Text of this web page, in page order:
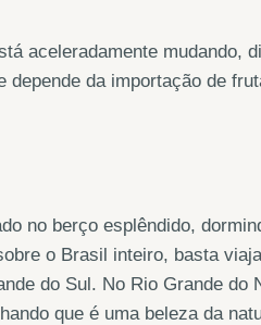
aceleradamente mudando,
da importação de
no berço esplêndido,
o Brasil inteiro, basta
do Sul. No Rio Grande do
que é uma beleza da